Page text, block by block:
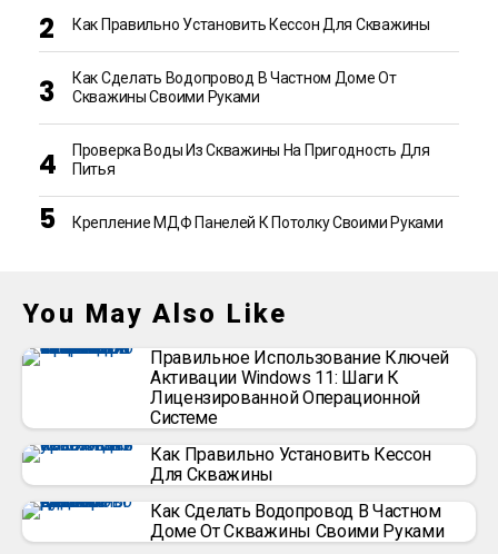
Как Правильно Установить Кессон Для Скважины
Как Сделать Водопровод В Частном Доме От
Скважины Своими Руками
Проверка Воды Из Скважины На Пригодность Для
Питья
Крепление МДФ Панелей К Потолку Своими Руками
You May Also Like
Правильное Использование Ключей
Активации Windows 11: Шаги К
Лицензированной Операционной
Системе
Как Правильно Установить Кессон
Для Скважины
Как Сделать Водопровод В Частном
Доме От Скважины Своими Руками